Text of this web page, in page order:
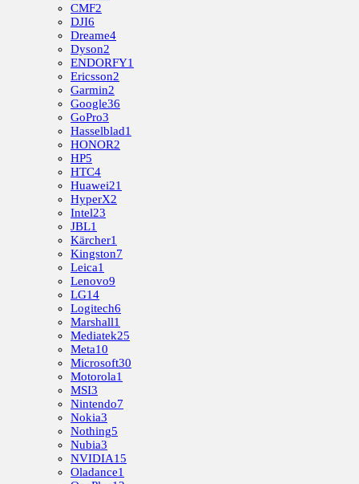
CMF2
DJI6
Dreame4
Dyson2
ENDORFY1
Ericsson2
Garmin2
Google36
GoPro3
Hasselblad1
HONOR2
HP5
HTC4
Huawei21
HyperX2
Intel23
JBL1
Kärcher1
Kingston7
Leica1
Lenovo9
LG14
Logitech6
Marshall1
Mediatek25
Meta10
Microsoft30
Motorola1
MSI3
Nintendo7
Nokia3
Nothing5
Nubia3
NVIDIA15
Oladance1